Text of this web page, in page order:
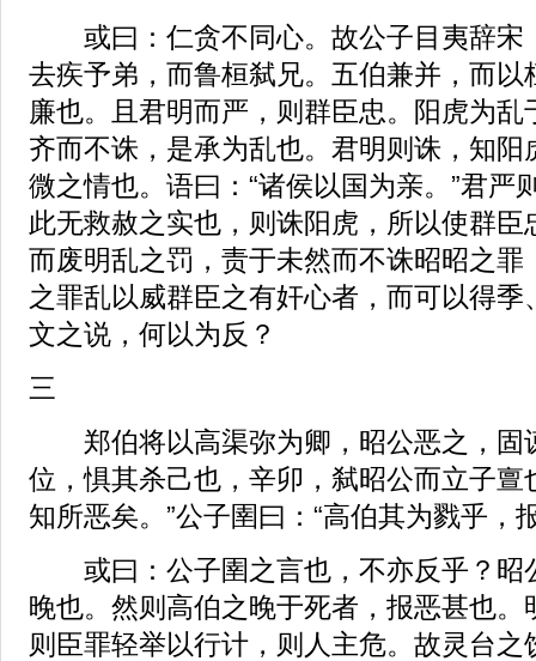
或曰：仁贪不同心。故公子目夷辞宋
去疾予弟，而鲁桓弑兄。五伯兼并，而
廉也。且君明而严，则群臣忠。阳虎为
齐而不诛，是承为乱也。君明则诛，知阳
微之情也。语曰：“诸侯以国为亲。”君严
此无救赦之实也，则诛阳虎，所以使群
而废明乱之罚，责于未然而不诛昭昭之
之罪乱以威群臣之有奸心者，而可以得季
文之说，何以为反？
三
郑伯将以高渠弥为卿，昭公恶之，固
位，惧其杀己也，辛卯，弑昭公而立子亶
知所恶矣。”公子圉曰：“高伯其为戮乎，
或曰：公子圉之言也，不亦反乎？昭
晚也。然则高伯之晚于死者，报恶甚也
则臣罪轻举以行计，则人主危。故灵台